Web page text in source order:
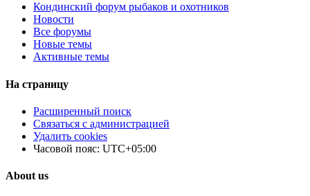
Кондинский форум рыбаков и охотников
Новости
Все форумы
Новые темы
Активные темы
На страницу
Расширенный поиск
Связаться с администрацией
Удалить cookies
Часовой пояс: UTC+05:00
About us